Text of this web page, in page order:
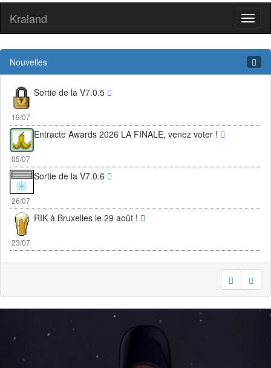
Kraland
Nouvelles
19/07
Sortie de la V7.0.5
05/07
Entracte Awards 2026 LA FINALE, venez voter !
26/07
Sortie de la V7.0.6
23/07
RIK à Bruxelles le 29 août !